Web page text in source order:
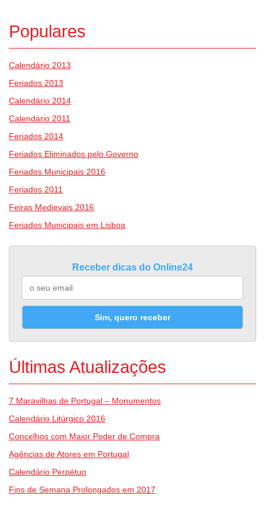
Populares
Calendário 2013
Feriados 2013
Calendário 2014
Calendário 2011
Feriados 2014
Feriados Eliminados pelo Governo
Feriados Municipais 2016
Feriados 2011
Feiras Medievais 2016
Feriados Municipais em Lisboa
Receber dicas do Online24
Sim, quero receber
Últimas Atualizações
7 Maravilhas de Portugal – Monumentos
Calendário Litúrgico 2016
Concelhos com Maior Poder de Compra
Agências de Atores em Portugal
Calendário Perpétuo
Fins de Semana Prolongados em 2017